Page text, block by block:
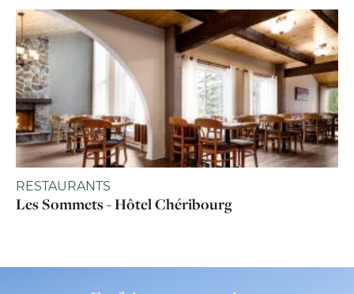
RESTAURANTS
Les Sommets - Hôtel Chéribourg